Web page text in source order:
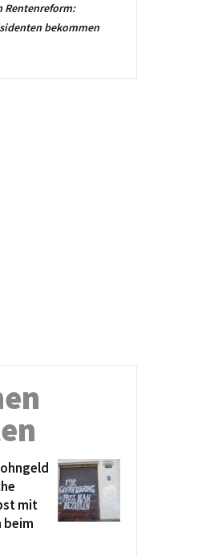
Rentenreform:
bekommen
mit
beim